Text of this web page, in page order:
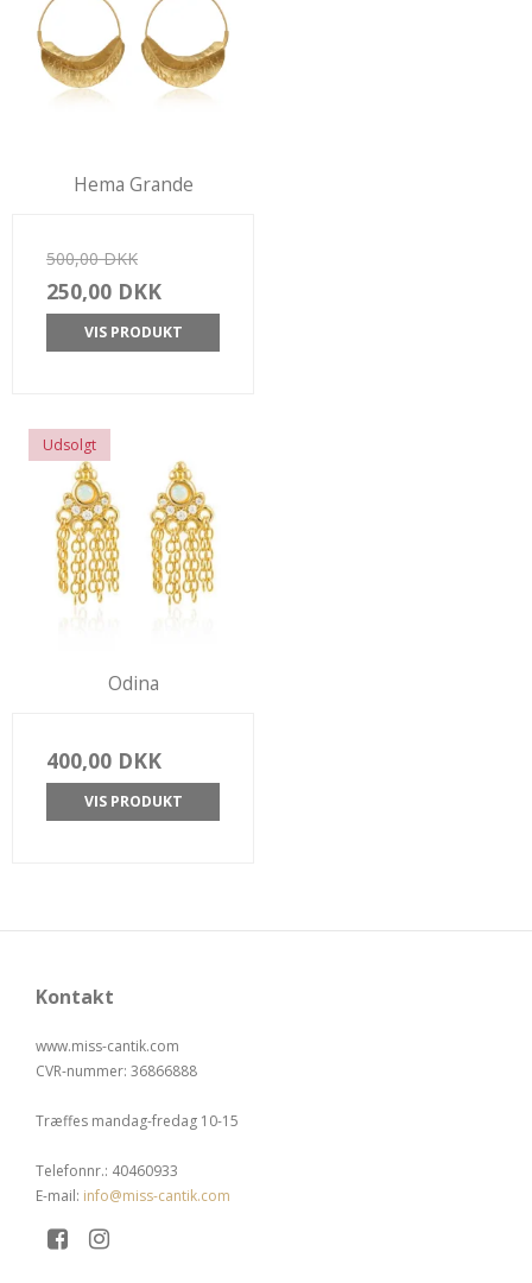
Hema Grande
500,00 DKK
250,00 DKK
VIS PRODUKT
Udsolgt
Odina
400,00 DKK
VIS PRODUKT
Kontakt
www.miss-cantik.com
CVR-nummer: 36866888
Træffes mandag-fredag 10-15
Telefonnr.: 40460933
E-mail: info@miss-cantik.com